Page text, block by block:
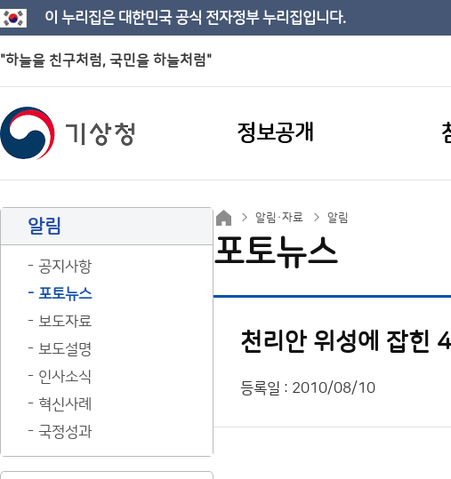
이 누리집은 대한민국 공식 전자정부 누리집입니다.
"하늘을 친구처럼, 국민을 하늘처럼"
정보공개
알림
공지사항
포토뉴스
보도자료
보도설명
인사소식
혁신사례
국정성과
알림·자료 알림
포토뉴스
천리안 위성에 잡힌
등록일 : 2010/08/10